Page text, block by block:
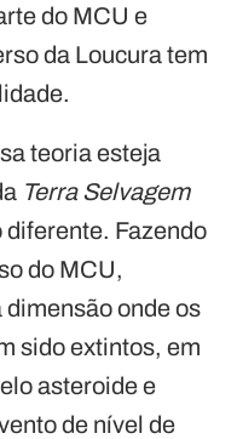
do MCU e
da Loucura tem
teoria esteja
Terra Selvagem
Fazendo
do MCU,
onde os
sido extintos, em
asteroide e
de nível de